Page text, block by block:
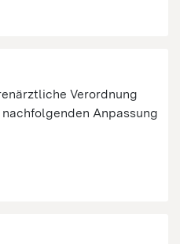
Verordnung
Anpassung